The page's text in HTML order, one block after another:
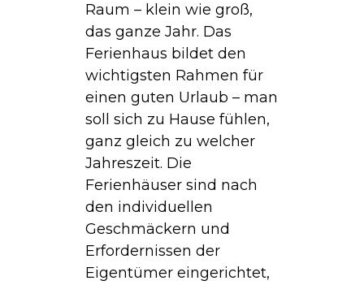
Raum – klein wie groß,
das ganze Jahr. Das
Ferienhaus bildet den
wichtigsten Rahmen für
einen guten Urlaub – man
soll sich zu Hause fühlen,
ganz gleich zu welcher
Jahreszeit. Die
Ferienhäuser sind nach
den individuellen
Geschmäckern und
Erfordernissen der
Eigentümer eingerichtet,